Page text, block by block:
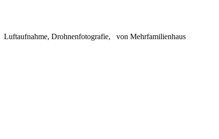
Luftaufnahme, Drohnenfotografie, von Mehrfamilienhaus